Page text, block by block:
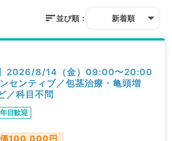
並び順： 新着順
】2026/8/14（金）09:00〜20:00
センティブ／包茎治療・亀頭増
／科目不問
目歓迎
100,000円